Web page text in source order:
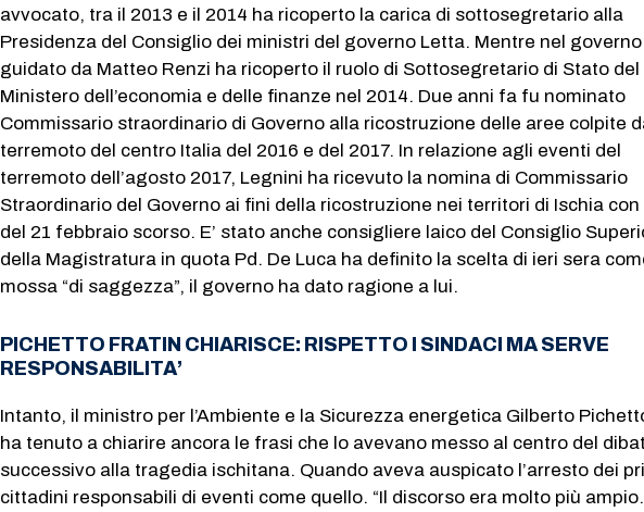
avvocato, tra il 2013 e il 2014 ha ricoperto la carica di sottosegretario alla
Presidenza del Consiglio dei ministri del governo Letta. Mentre nel governo
guidato da Matteo Renzi ha ricoperto il ruolo di Sottosegretario di Stato del
Ministero dell’economia e delle finanze nel 2014. Due anni fa fu nominato
Commissario straordinario di Governo alla ricostruzione delle aree colpite
terremoto del centro Italia del 2016 e del 2017. In relazione agli eventi del
terremoto dell’agosto 2017, Legnini ha ricevuto la nomina di Commissario
Straordinario del Governo ai fini della ricostruzione nei territori di Ischia con
del 21 febbraio scorso. E’ stato anche consigliere laico del Consiglio
della Magistratura in quota Pd. De Luca ha definito la scelta di ieri sera
mossa “di saggezza”, il governo ha dato ragione a lui.
PICHETTO FRATIN CHIARISCE: RISPETTO I SINDACI MA SERVE
RESPONSABILITA’
Intanto, il ministro per l’Ambiente e la Sicurezza energetica Gilberto
ha tenuto a chiarire ancora le frasi che lo avevano messo al centro del
successivo alla tragedia ischitana. Quando aveva auspicato l’arresto dei
cittadini responsabili di eventi come quello. “Il discorso era molto più